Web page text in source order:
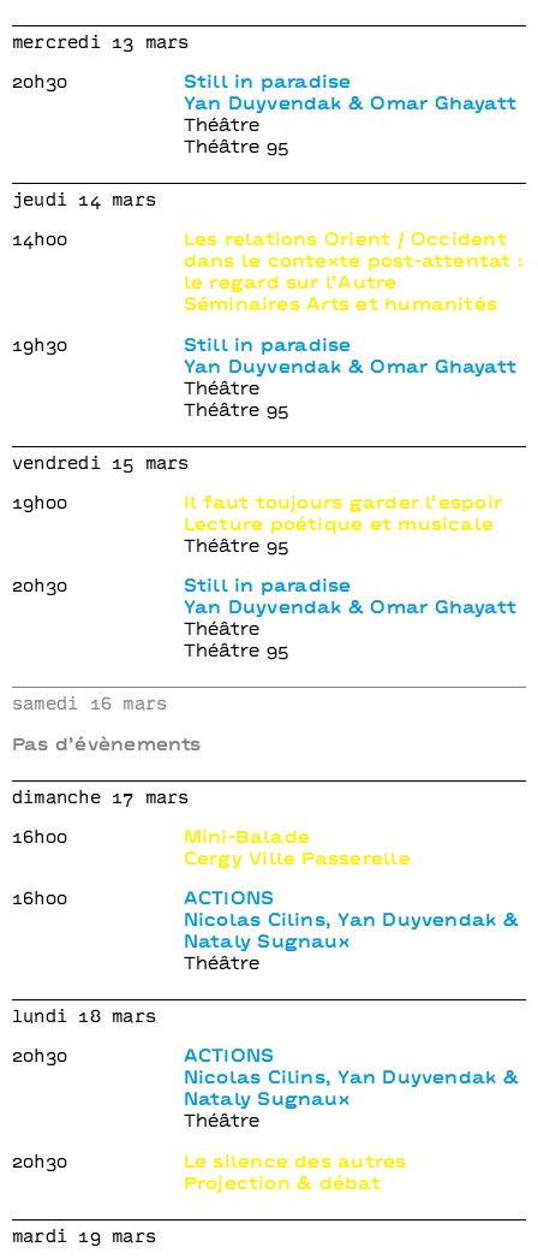
mercredi 13 mars
20h30
Still in paradise
Yan Duyvendak & Omar Ghayatt
Théâtre
Théâtre 95
jeudi 14 mars
14h00
Les relations Orient / Occident
dans le contexte post-attentat :
le regard sur l’Autre
Séminaires Arts et humanités
19h30
Still in paradise
Yan Duyvendak & Omar Ghayatt
Théâtre
Théâtre 95
vendredi 15 mars
19h00
Il faut toujours garder l’espoir
Lecture poétique et musicale
Théâtre 95
20h30
Still in paradise
Yan Duyvendak & Omar Ghayatt
Théâtre
Théâtre 95
samedi 16 mars
Pas d’évènements
dimanche 17 mars
16h00
Mini-Balade
Cergy Ville Passerelle
16h00
ACTIONS
Nicolas Cilins, Yan Duyvendak &
Nataly Sugnaux
Théâtre
lundi 18 mars
20h30
ACTIONS
Nicolas Cilins, Yan Duyvendak &
Nataly Sugnaux
Théâtre
20h30
Le silence des autres
Projection & débat
mardi 19 mars